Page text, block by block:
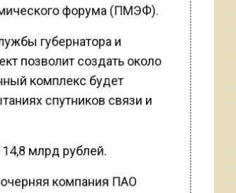
форума (ПМЭФ).
губернатора и
позволит создать около
комплекс будет
спутников связи и
млрд рублей.
компания ПАО